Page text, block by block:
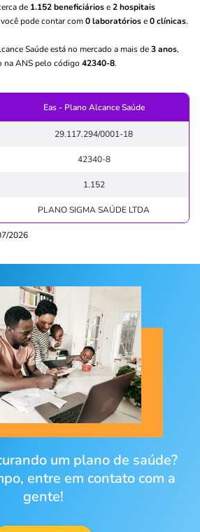
de 1.152 beneficiáriose2 hospitais
pode contar com0 laboratóriose0 clínicas.
Saúde está no mercado a mais de3 anos,
na ANS pelo código 42340-8.
Eas - Plano Alcance Saúde
29.117.294/0001-18
42340-8
1.152
PLANO SIGMA SAÚDE LTDA
2026
um plano de saúde?
entre em contato com a
gente!